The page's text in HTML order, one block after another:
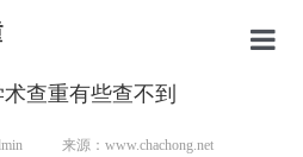
术查重有些查不到
来源：www.chachong.net